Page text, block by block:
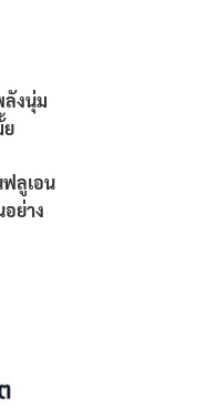
ลังนุ่ม
ย
ฟลูเอน
ย่าง